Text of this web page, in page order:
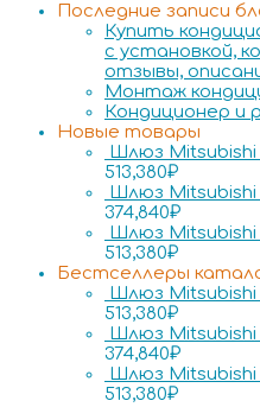
Последние записи
Купить
с установкой,
отзывы,
Монтаж
Кондиционер и
Новые товары
Шлюз Mitsubishi
513,380₽
Шлюз Mitsubishi
374,840₽
Шлюз Mitsubishi
513,380₽
Бестселлеры
Шлюз Mitsubishi
513,380₽
Шлюз Mitsubishi
374,840₽
Шлюз Mitsubishi
513,380₽